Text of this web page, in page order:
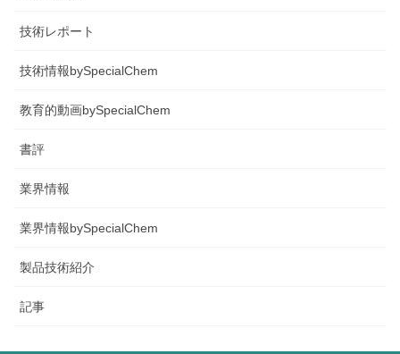
技術レポート
技術情報bySpecialChem
教育的動画bySpecialChem
書評
業界情報
業界情報bySpecialChem
製品技術紹介
記事